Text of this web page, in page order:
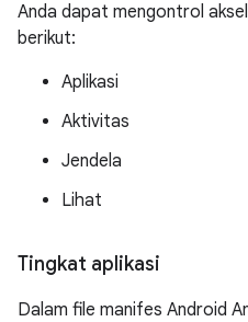
Anda dapat mengontrol
berikut:
Aplikasi
Aktivitas
Jendela
Lihat
Tingkat aplikasi
Dalam file manifes Android